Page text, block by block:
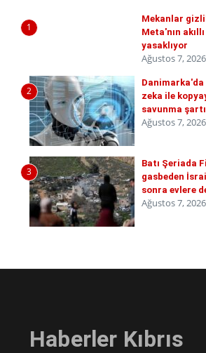
1
Mekanlar
Meta'nın
yasaklıyor
Ağustos 7, 2026
2
zeka ile
savunma
Ağustos 7, 2026
3
Batı Şeriada
gasbeden
sonra evlere
Ağustos 7, 2026
Haberler Kıbrıs